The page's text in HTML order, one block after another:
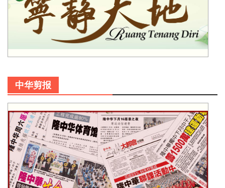
中华剪报